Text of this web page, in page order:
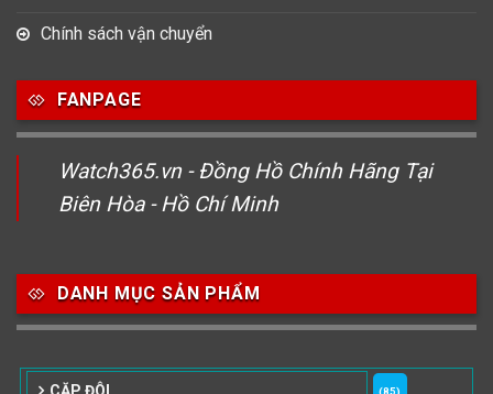
Chính sách vận chuyển
FANPAGE
Watch365.vn - Đồng Hồ Chính Hãng Tại
Biên Hòa - Hồ Chí Minh
DANH MỤC SẢN PHẨM
(85)